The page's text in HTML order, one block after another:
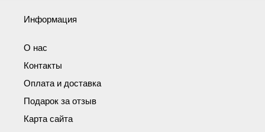
Информация
О нас
Контакты
Оплата и доставка
Подарок за отзыв
Карта сайта